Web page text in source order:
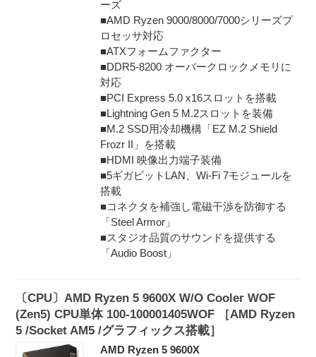
ーズ
■AMD Ryzen 9000/8000/7000シリーズプ
ロセッサ対応
■ATXフォームファクター
■DDR5-8200 オーバークロックメモリに
対応
■PCI Express 5.0 x16スロットを搭載
■Lightning Gen 5 M.2スロットを装備
■M.2 SSD用冷却機構「EZ M.2 Shield
Frozr II」を搭載
■HDMI 映像出力端子装備
■5ギガビットLAN、Wi-Fi 7モジュールを
搭載
■コネクタを補強し電磁干渉を防御する
「Steel Armor」
■スタジオ品質のサウンドを提供する
「Audio Boost」
〔CPU〕AMD Ryzen 5 9600X W/O Cooler WOF
(Zen5) CPU単体 100-100001405WOF ［AMD Ryzen
5 /Socket AM5 /グラフィックス搭載］
AMD Ryzen 5 9600X